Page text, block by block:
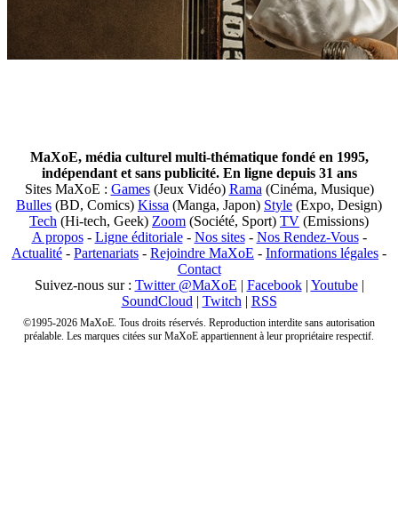
MaXoE, média culturel multi-thématique fondé en 1995,
indépendant et sans publicité. En ligne depuis 31 ans
Sites MaXoE : Games(Jeux Vidéo) Rama (Cinéma, Musique)
Bulles (BD, Comics) Kissa (Manga, Japon) Style (Expo, Design)
Tech (Hi-tech, Geek) Zoom (Société, Sport) TV (Emissions)
A propos- Ligne éditoriale- Nos sites- Nos Rendez-Vous-
Actualité - Partenariats - Rejoindre MaXoE - Informations légales -
Contact
Suivez-nous sur : Twitter @MaXoE | Facebook| Youtube|
SoundCloud | Twitch | RSS
©1995-2026 MaXoE. Tous droits réservés. Reproduction interdite sans autorisation
préalable. Les marques citées sur MaXoE appartiennent à leur propriétaire respectif.